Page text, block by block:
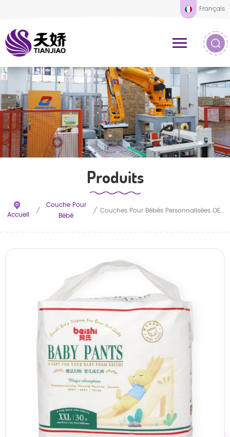
Français
Produits
Accueil /
Couche Pour
Bébé
/ Couches Pour Bébés Personnalisées OEM Avec Noyau Super Absorbant Et Voile De Surface Doux Et Respirant. Échantillons Gratuits Du Fabricant Direct.